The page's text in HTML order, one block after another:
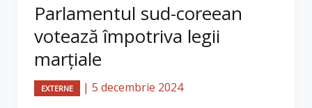
Parlamentul sud-coreean
votează împotriva legii
marțiale
EXTERNE | 5 decembrie 2024